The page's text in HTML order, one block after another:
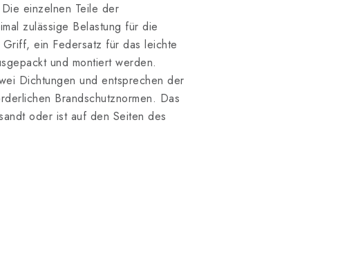
einzelnen Teile der
zulässige Belastung für die
ein Federsatz für das leichte
und montiert werden.
Dichtungen und entsprechen der
Brandschutznormen. Das
oder ist auf den Seiten des